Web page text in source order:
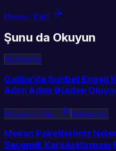
Hemen Katıl
Şunu da Okuyun
Rehberler
Galibe’de Sohbet Engeli
Adım Adım (Neden
Devamını Oku Rehberler
Mekan Paketlerimiz
Seçenek Karşılaştırması